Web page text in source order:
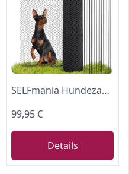
SELFmania Hundezaun 25m lang 90cm hoch SCHWARZ [TESTSIEGER] inkl. 21x Stäbe & 25x Erdanker | Begrenzungszaun Robust & Mobil | Flexibler Zaun für Hunde | Sorgloser Hundeauslauf im Garten & Camping
99,95 €
Details